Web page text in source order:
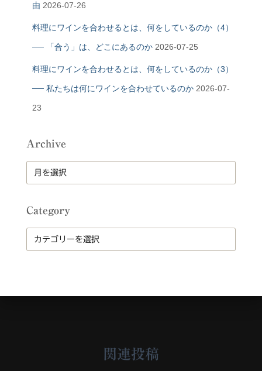
由 2026-07-26
料理にワインを合わせるとは、何をしているのか（4）
── 「合う」は、どこにあるのか 2026-07-25
料理にワインを合わせるとは、何をしているのか（3）
── 私たちは何にワインを合わせているのか 2026-07-
23
Archive
h
v
Category
o
関連投稿